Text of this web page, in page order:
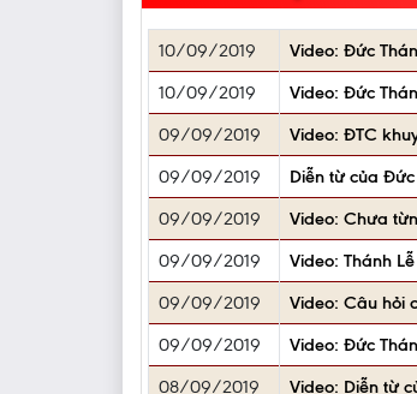
10/09/2019 Video: Đức
10/09/2019
Video: Đức
09/09/2019
Video: ĐTC
09/09/2019
Diễn từ của
09/09/2019
Video: Chưa
09/09/2019
Video: Thánh
09/09/2019
Video: Câu hỏi
09/09/2019
Video: Đức
08/09/2019
Video: Diễn từ